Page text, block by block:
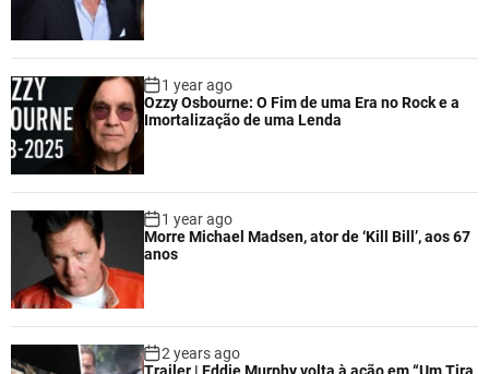
1 year ago
Ozzy Osbourne: O Fim de uma Era no Rock e a
Imortalização de uma Lenda
1 year ago
Morre Michael Madsen, ator de ‘Kill Bill’, aos 67
anos
2 years ago